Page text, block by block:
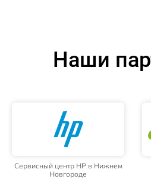
Наши
Сервисный центр HP в Нижнем
Новгороде